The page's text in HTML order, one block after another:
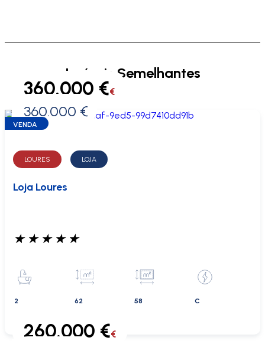
Imóveis Semelhantes
0 €
360.000 €€
360.000 €
VENDA
LOURES LOJA
Loja Loures
★ ★ ★ ★ ★
2 62 58 C
260.000 €€